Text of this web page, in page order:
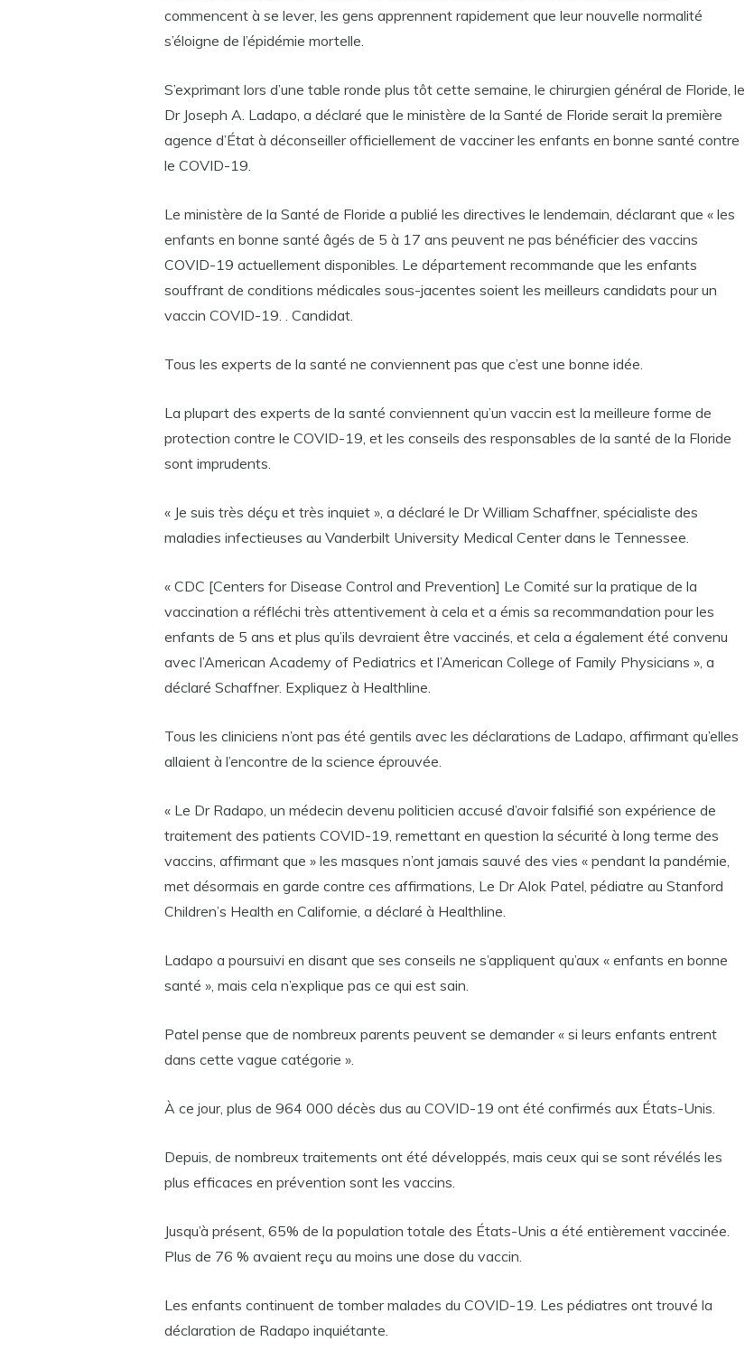
commencent à se lever, les gens apprennent rapidement que leur nouvelle normalité
s’éloigne de l’épidémie mortelle.
S’exprimant lors d’une table ronde plus tôt cette semaine, le chirurgien général de Floride, le
Dr Joseph A. Ladapo, a déclaré que le ministère de la Santé de Floride serait la première
agence d’État à déconseiller officiellement de vacciner les enfants en bonne santé contre
le COVID-19.
Le ministère de la Santé de Floride a publié les directives le lendemain, déclarant que « les
enfants en bonne santé âgés de 5 à 17 ans peuvent ne pas bénéficier des vaccins
COVID-19 actuellement disponibles. Le département recommande que les enfants
souffrant de conditions médicales sous-jacentes soient les meilleurs candidats pour un
vaccin COVID-19. . Candidat.
Tous les experts de la santé ne conviennent pas que c’est une bonne idée.
La plupart des experts de la santé conviennent qu’un vaccin est la meilleure forme de
protection contre le COVID-19, et les conseils des responsables de la santé de la Floride
sont imprudents.
« Je suis très déçu et très inquiet », a déclaré le Dr William Schaffner, spécialiste des
maladies infectieuses au Vanderbilt University Medical Center dans le Tennessee.
« CDC [Centers for Disease Control and Prevention] Le Comité sur la pratique de la
vaccination a réfléchi très attentivement à cela et a émis sa recommandation pour les
enfants de 5 ans et plus qu’ils devraient être vaccinés, et cela a également été convenu
avec l’American Academy of Pediatrics et l’American College of Family Physicians », a
déclaré Schaffner. Expliquez à Healthline.
Tous les cliniciens n’ont pas été gentils avec les déclarations de Ladapo, affirmant qu’elles
allaient à l’encontre de la science éprouvée.
« Le Dr Radapo, un médecin devenu politicien accusé d’avoir falsifié son expérience de
traitement des patients COVID-19, remettant en question la sécurité à long terme des
vaccins, affirmant que » les masques n’ont jamais sauvé des vies « pendant la pandémie,
met désormais en garde contre ces affirmations, Le Dr Alok Patel, pédiatre au Stanford
Children’s Health en Californie, a déclaré à Healthline.
Ladapo a poursuivi en disant que ses conseils ne s’appliquent qu’aux « enfants en bonne
santé », mais cela n’explique pas ce qui est sain.
Patel pense que de nombreux parents peuvent se demander « si leurs enfants entrent
dans cette vague catégorie ».
À ce jour, plus de 964 000 décès dus au COVID-19 ont été confirmés aux États-Unis.
Depuis, de nombreux traitements ont été développés, mais ceux qui se sont révélés les
plus efficaces en prévention sont les vaccins.
Jusqu’à présent, 65% de la population totale des États-Unis a été entièrement vaccinée.
Plus de 76 % avaient reçu au moins une dose du vaccin.
Les enfants continuent de tomber malades du COVID-19. Les pédiatres ont trouvé la
déclaration de Radapo inquiétante.